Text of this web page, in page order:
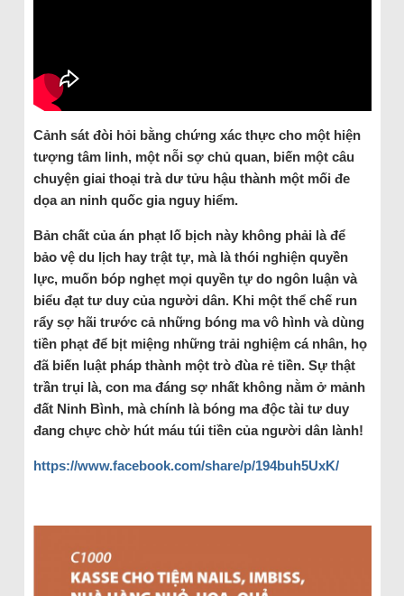
Cảnh sát đòi hỏi bằng chứng xác thực cho một hiện
tượng tâm linh, một nỗi sợ chủ quan, biến một câu
chuyện giai thoại trà dư tửu hậu thành một mối đe
dọa an ninh quốc gia nguy hiểm.
Bản chất của án phạt lố bịch này không phải là để
bảo vệ du lịch hay trật tự, mà là thói nghiện quyền
lực, muốn bóp nghẹt mọi quyền tự do ngôn luận và
biểu đạt tư duy của người dân. Khi một thể chế run
rẩy sợ hãi trước cả những bóng ma vô hình và dùng
tiền phạt để bịt miệng những trải nghiệm cá nhân, họ
đã biến luật pháp thành một trò đùa rẻ tiền. Sự thật
trần trụi là, con ma đáng sợ nhất không nằm ở mảnh
đất Ninh Bình, mà chính là bóng ma độc tài tư duy
đang chực chờ hút máu túi tiền của người dân lành!
https://www.facebook.com/share/p/194buh5UxK/